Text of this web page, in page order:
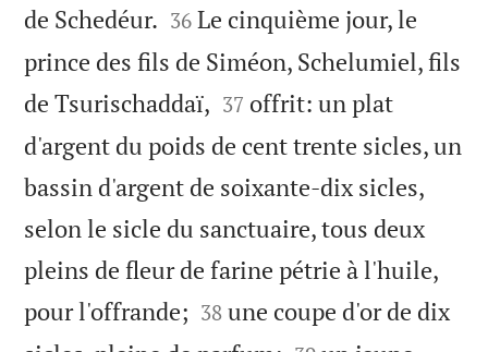
de Schedéur. 

36 Le cinquième jour, le
prince des fils de Siméon, Schelumiel, fils
de Tsurischaddaï, 

37 offrit: un plat
d'argent du poids de cent trente sicles, un
bassin d'argent de soixante-dix sicles,
selon le sicle du sanctuaire, tous deux
pleins de fleur de farine pétrie à l'huile,
pour l'offrande; 

38 une coupe d'or de dix